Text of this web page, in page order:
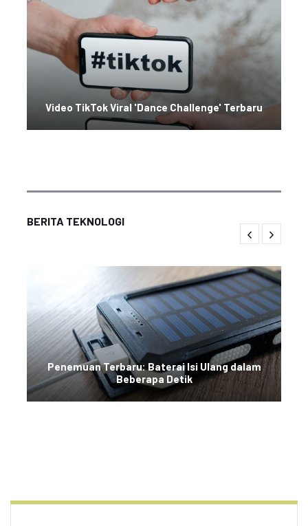
Video TikTok Viral 'Dance Challenge' Terbaru
BERITA TEKNOLOGI
Penemuan Terbaru: Baterai Isi Ulang dalam
Beberapa Detik